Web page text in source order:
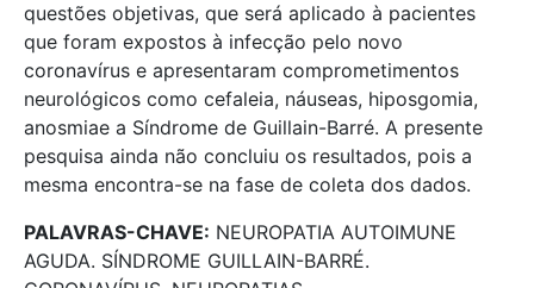
questões objetivas, que será aplicado à pacientes
que foram expostos à infecção pelo novo
coronavírus e apresentaram comprometimentos
neurológicos como cefaleia, náuseas, hiposgomia,
anosmiae a Síndrome de Guillain-Barré. A presente
pesquisa ainda não concluiu os resultados, pois a
mesma encontra-se na fase de coleta dos dados.
PALAVRAS-CHAVE: NEUROPATIA AUTOIMUNE
AGUDA. SÍNDROME GUILLAIN-BARRÉ.